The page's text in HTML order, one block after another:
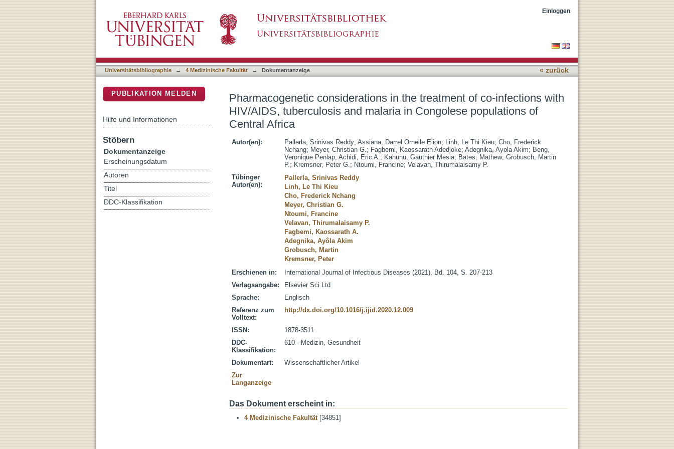
Pharmacogenetic considerations in the treatment of co-infections with HIV/AIDS, tuberculosis and
malaria in Congolese populations of Central Africa
Einloggen
Universitätsbibliographie → 4 Medizinische Fakultät → Dokumentanzeige « zurück
Pharmacogenetic considerations in the treatment of co-infections with
HIV/AIDS, tuberculosis and malaria in Congolese populations of
Central Africa
Autor(en): Pallerla, Srinivas Reddy; Assiana, Darrel Ornelle Elion; Linh, Le Thi Kieu; Cho, Frederick
Nchang; Meyer, Christian G.; Fagbemi, Kaossarath Adedjoke; Adegnika, Ayola Akim; Beng,
Veronique Penlap; Achidi, Eric A.; Kahunu, Gauthier Mesia; Bates, Mathew; Grobusch, Martin
P.; Kremsner, Peter G.; Ntoumi, Francine; Velavan, Thirumalaisamy P.
Tübinger
Autor(en):
Pallerla, Srinivas Reddy
Linh, Le Thi Kieu
Cho, Frederick Nchang
Meyer, Christian G.
Ntoumi, Francine
Velavan, Thirumalaisamy P.
Fagbemi, Kaossarath A.
Adegnika, Ayôla Akim
Grobusch, Martin
Kremsner, Peter
Erschienen in:
International Journal of Infectious Diseases (2021), Bd. 104, S. 207-213
Verlagsangabe:
Elsevier Sci Ltd
Sprache:
Englisch
Referenz zum
Volltext:
http://dx.doi.org/10.1016/j.ijid.2020.12.009
ISSN:
1878-3511
DDC-
Klassifikation:
610 - Medizin, Gesundheit
Dokumentart:
Wissenschaftlicher Artikel
Zur
Langanzeige
Das Dokument erscheint in:
4 Medizinische Fakultät[34851]
PUBLIKATION MELDEN
Hilfe und Informationen
Stöbern
Dokumentanzeige
Erscheinungsdatum
Autoren
Titel
DDC-Klassifikation